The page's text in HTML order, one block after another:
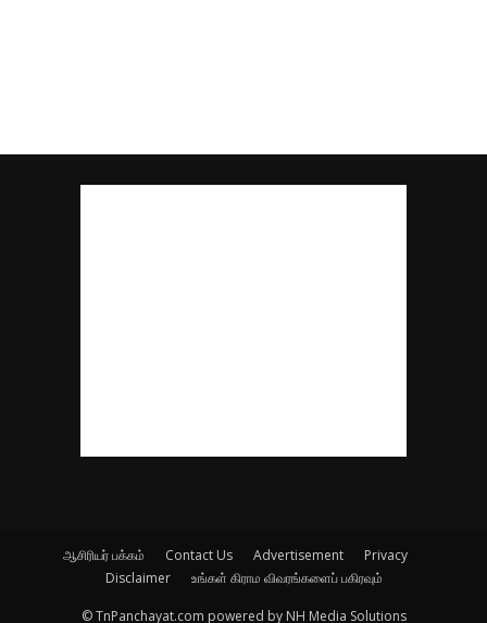
ஆசிரியர் பக்கம் Contact Us Advertisement
Privacy
Disclaimer
உங்கள் கிராம விவரங்களைப் பகிரவும்
© TnPanchayat.com powered by NH Media Solutions